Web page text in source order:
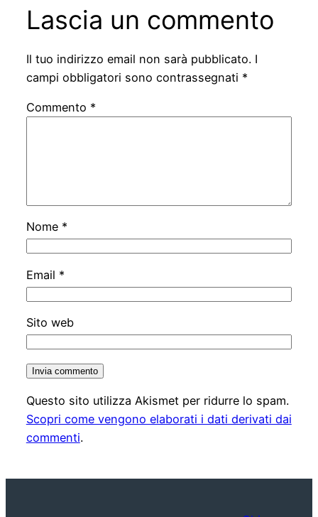
Lascia un commento
Il tuo indirizzo email non sarà pubblicato. I
campi obbligatori sono contrassegnati *
Commento *
Nome *
Email *
Sito web
Questo sito utilizza Akismet per ridurre lo spam.
Scopri come vengono elaborati i dati derivati dai
commenti.